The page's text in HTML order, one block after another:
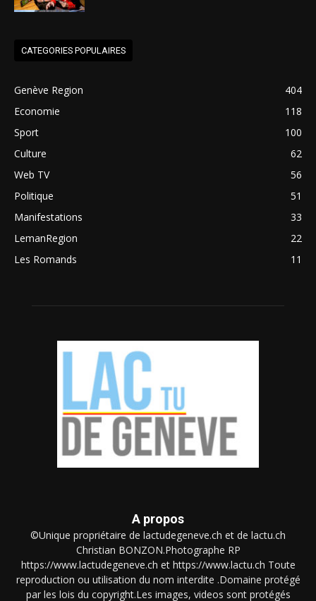
CATEGORIES POPULAIRES
Genève Region
404
Economie
118
Sport
100
Culture
62
Web TV
56
Politique
51
Manifestations
33
LemanRegion
22
Les Romands
11
A propos
©Unique propriétaire de lactudegeneve.ch et de lactu.ch
Christian BONZON.Photographe RP
https://www.lactudegeneve.ch et https://www.lactu.ch Toute
reproduction ou utilisation du nom interdite .Domaine protégé
par les lois du copyright.Les images, videos sont protégés